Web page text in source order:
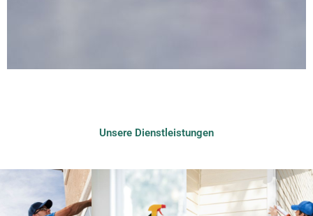
Unsere Dienstleistungen